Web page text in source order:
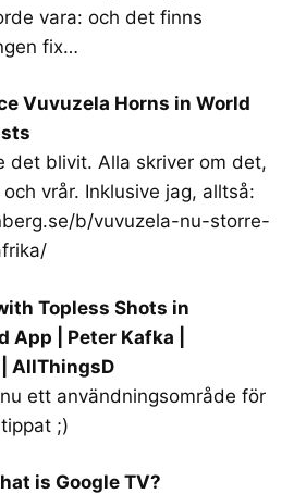
vara: och det finns
fix…
Vuvuzela Horns in World
det blivit. Alla skriver om det,
vrår. Inklusive jag, alltså:
b/vuvuzela-nu-storre-
Topless Shots in
App | Peter Kafka |
AllThingsD
ett användningsområde för
;)
is Google TV?